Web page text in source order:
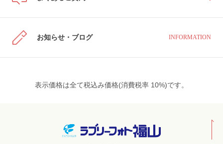
お知らせ・ブログ INFORMATION
表示価格は全て税込み価格(消費税率 10%)です。